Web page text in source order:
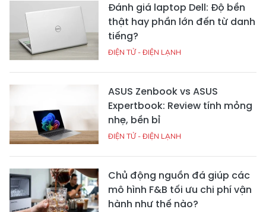
Đánh giá laptop Dell: Độ bền
thật hay phần lớn đến từ danh
tiếng?
ĐIỆN TỬ - ĐIỆN LẠNH
ASUS Zenbook vs ASUS
Expertbook: Review tính mỏng
nhẹ, bền bỉ
ĐIỆN TỬ - ĐIỆN LẠNH
Chủ động nguồn đá giúp các
mô hình F&B tối ưu chi phí vận
hành như thế nào?